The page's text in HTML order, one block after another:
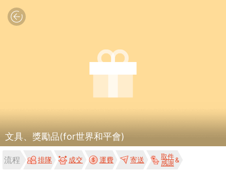
文具、獎勵品(for世界和平會)
流程 排隊 成交 運費 寄送
取件
感謝